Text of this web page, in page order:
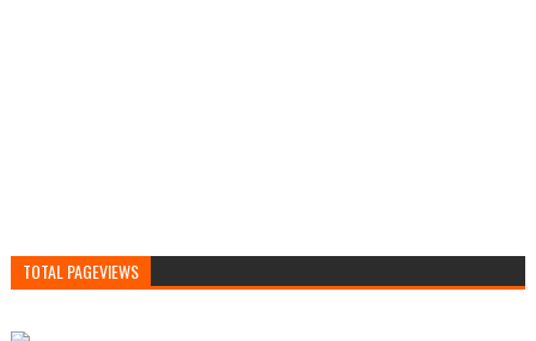
TOTAL PAGEVIEWS